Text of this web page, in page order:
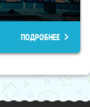
ПОДРОБНЕЕ